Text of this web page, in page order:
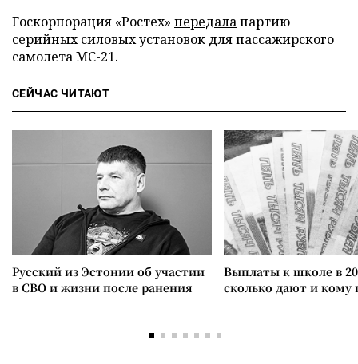
Госкорпорация «Ростех» передалапартию
серийных силовых установок для пассажирского
самолета МС-21.
СЕЙЧАС ЧИТАЮТ
Русский из Эстонии об участии
в СВО и жизни после ранения
Выплаты к школе в
сколько дают и